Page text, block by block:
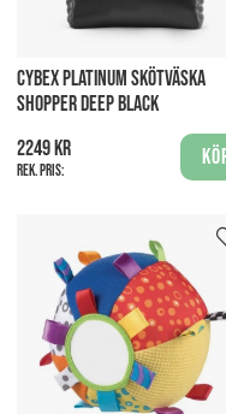
CYBEX PLATINUM SKÖTVÄSKA
SHOPPER DEEP BLACK
2249 kr
Rek. pris: